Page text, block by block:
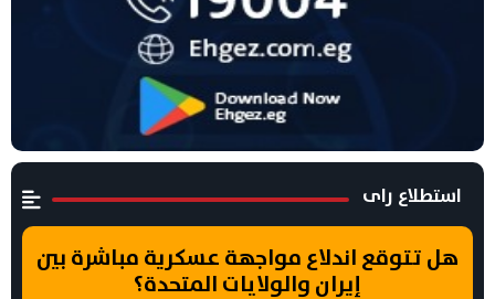
استطلاع راى
هل تتوقع اندلاع مواجهة عسكرية مباشرة بين
إيران والولايات المتحدة؟